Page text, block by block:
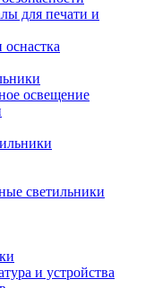
для печати и
освещение
светильники
и устройства